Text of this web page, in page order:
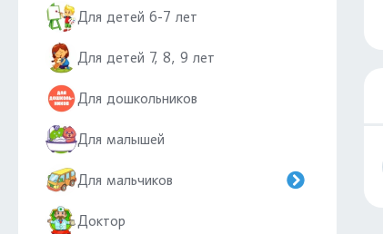
Для детей 6-7 лет
Для детей 7, 8, 9 лет
Для дошкольников
Для малышей
Для мальчиков
Доктор